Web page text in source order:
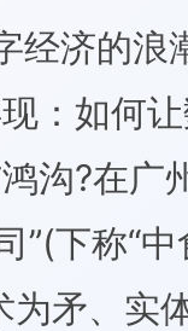
经济的浪
：如何
沟?在广
”(下称“
为矛、实